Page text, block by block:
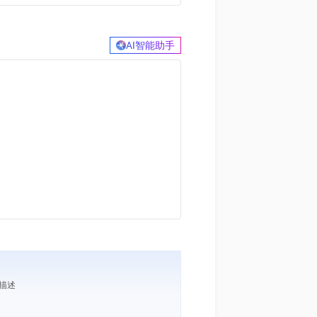
AI智能助手
述